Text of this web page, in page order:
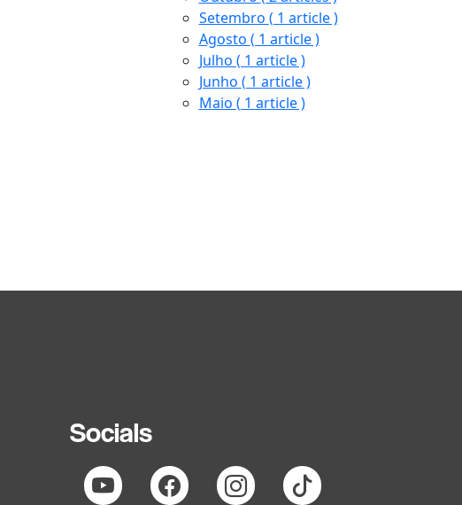
Setembro ( 1 article )
Agosto ( 1 article )
Julho ( 1 article )
Junho ( 1 article )
Maio ( 1 article )
Socials